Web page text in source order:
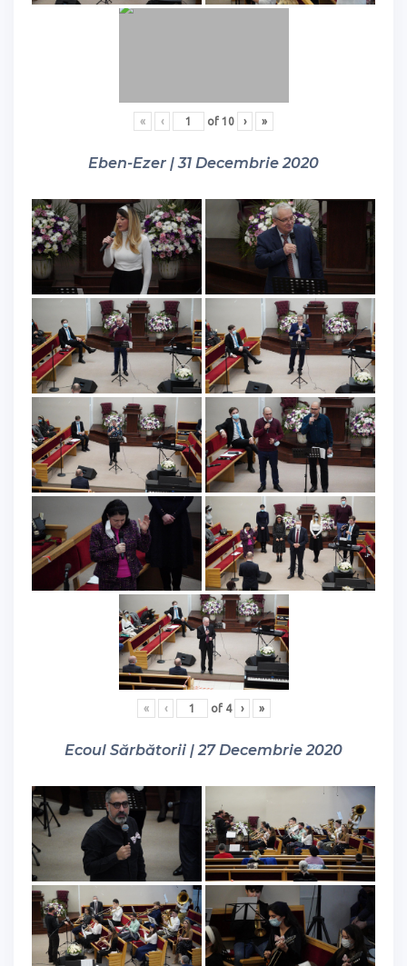
« ‹ of 10 › »
Eben-Ezer | 31 Decembrie 2020
« ‹ of 4 › »
Ecoul Sărbătorii | 27 Decembrie 2020